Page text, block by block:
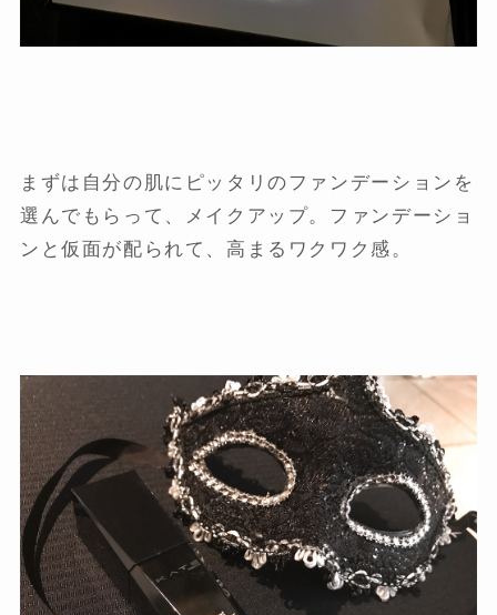
まずは自分の肌にピッタリのファンデーションを
選んでもらって、メイクアップ。ファンデーショ
ンと仮面が配られて、高まるワクワク感。